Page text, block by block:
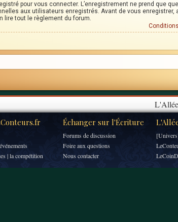
pour vous connecter. L’enregistrement ne prend que
aux utilisateurs enregistrés. Avant de vous enregistrer,
lire tout le règlement du forum.
Échanger sur l'Écriture
| la compétition
Forums de discussion
Foire aux questions
Nous contacter